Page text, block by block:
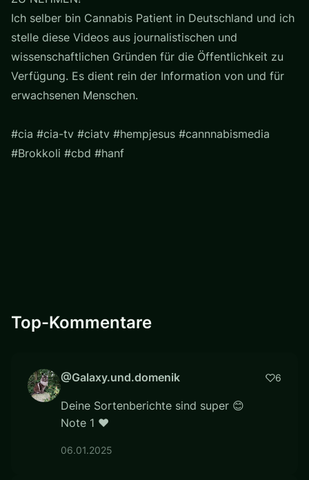
Ich selber bin Cannabis Patient in Deutschland und ich
stelle diese Videos aus journalistischen und
wissenschaftlichen Gründen für die Öffentlichkeit zu
Verfügung. Es dient rein der Information von und für
erwachsenen Menschen.
#cia #cia-tv #ciatv #hempjesus #cannnabismedia
#Brokkoli #cbd #hanf
Top-Kommentare
@Galaxy.und.domenik 6
Deine Sortenberichte sind super 😊
Note 1 ❤
06.01.2025